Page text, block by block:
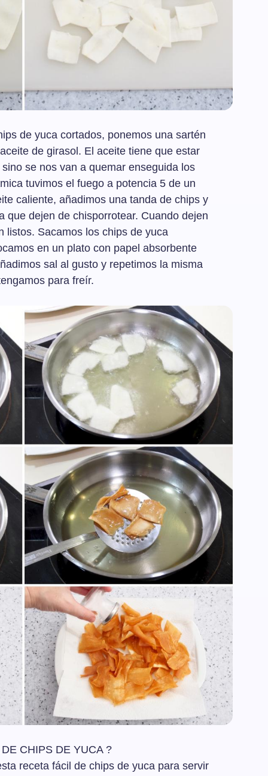
de yuca cortados, ponemos una sartén
de girasol. El aceite tiene que estar
se nos van a quemar enseguida los
tuvimos el fuego a potencia 5 de un
caliente, añadimos una tanda de chips y
que dejen de chisporrotear. Cuando dejen
listos. Sacamos los chips de yuca
en un plato con papel absorbente
sal al gusto y repetimos la misma
para freír.
CHIPS DE YUCA ?
receta fácil de chips de yuca para servir